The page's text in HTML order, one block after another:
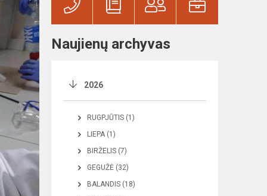
Naujienų archyvas
2026
RUGPJŪTIS (1)
LIEPA (1)
BIRŽELIS (7)
GEGUŽĖ (32)
BALANDIS (18)